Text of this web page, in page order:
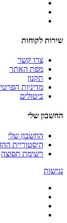
שירות לקוחות
צרו קשר
מפת האתר
תקנון
מדיניות
ביטולים
החשבון שלי
החשבון שלי
היסטוריית
רשימת תפוצה
נגישות